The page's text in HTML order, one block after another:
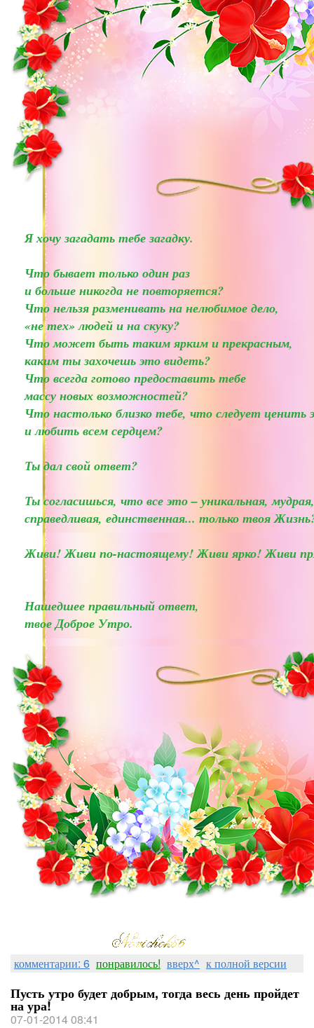
Я хочу загадать тебе загадку.
Что бывает только один раз
и больше никогда не повторяется?
Что нельзя разменивать на нелюбимое дело,
«не тех» людей и на скуку?
Что может быть таким ярким и прекрасным,
каким ты захочешь это видеть?
Что всегда готово предоставить тебе
массу новых возможностей?
Что настолько близко тебе, что следует ценить
и любить всем сердцем?
Ты дал свой ответ?
Ты согласишься, что все это – уникальная,
справедливая, единственная... только твоя
Живи! Живи по-настоящему! Живи ярко! Живи
Нашедшее правильный ответ,
твое Доброе Утро.
комментарии: 6 понравилось! вверх^ к полной версии
Пусть утро будет добрым, тогда весь день пройдет
на ура!
07-01-2014 08:41